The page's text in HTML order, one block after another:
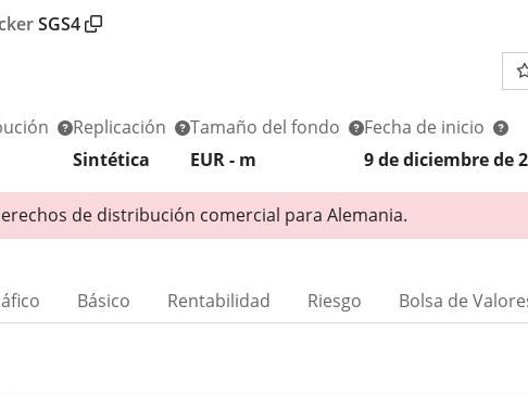
SGS4
Replicación
Sintética
Tamaño del fondo
EUR - m
Fecha de inicio
9 de diciembre de
de distribución comercial para Alemania.
Básico Rentabilidad Riesgo Bolsa de